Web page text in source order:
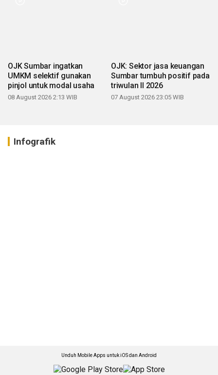
OJK Sumbar ingatkan
UMKM selektif gunakan
pinjol untuk modal usaha
08 August 2026 2:13 WIB
OJK: Sektor jasa keuangan
Sumbar tumbuh positif pada
triwulan II 2026
07 August 2026 23:05 WIB
Infografik
Unduh Mobile Apps untuk iOS dan Android